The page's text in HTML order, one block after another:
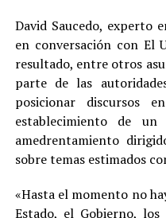
David Saucedo, experto
en conversación con El
resultado, entre otros
parte de las
posicionar discursos
establecimiento de
amedrentamiento
sobre temas estimados
«Hasta el momento no
Estado, el Gobierno,